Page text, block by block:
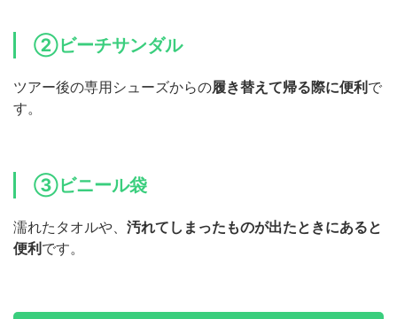
②ビーチサンダル
ツアー後の専用シューズからの履き替えて帰る際に便利で
す。
③ビニール袋
濡れたタオルや、 汚れてしまったものが出たときにあると
便利です。